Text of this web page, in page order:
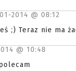
2014 @ 08:12
;) Teraz nie ma
@ 10:48